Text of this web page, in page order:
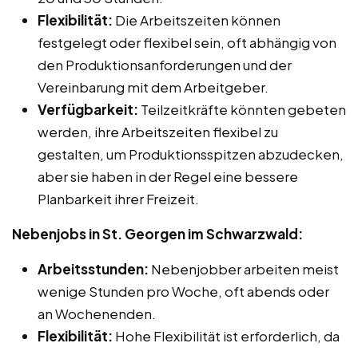
Flexibilität: Die Arbeitszeiten können
festgelegt oder flexibel sein, oft abhängig von
den Produktionsanforderungen und der
Vereinbarung mit dem Arbeitgeber.
Verfügbarkeit: Teilzeitkräfte könnten gebeten
werden, ihre Arbeitszeiten flexibel zu
gestalten, um Produktionsspitzen abzudecken,
aber sie haben in der Regel eine bessere
Planbarkeit ihrer Freizeit.
Nebenjobs in St. Georgen im Schwarzwald:
Arbeitsstunden: Nebenjobber arbeiten meist
wenige Stunden pro Woche, oft abends oder
an Wochenenden.
Flexibilität: Hohe Flexibilität ist erforderlich, da